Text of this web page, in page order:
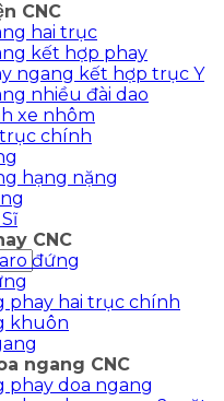
CNC
hai trục
kết hợp phay
ngang kết hợp trục Y
nhiều đài dao
xe nhôm
chính
hạng nặng
CNC
đứng
phay hai trục chính
khuôn
ngang CNC
phay doa ngang